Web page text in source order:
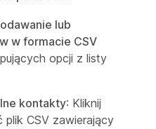
lub
w formacie CSV
opcji z listy
kontakty: Kliknij
plik CSV zawierający